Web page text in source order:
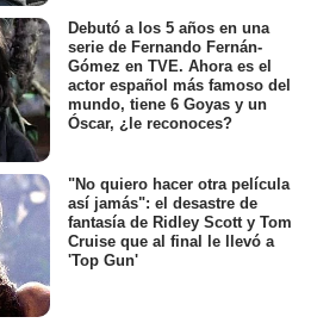
Debutó a los 5 años en una
serie de Fernando Fernán-
Gómez en TVE. Ahora es el
actor español más famoso del
mundo, tiene 6 Goyas y un
Óscar, ¿le reconoces?
"No quiero hacer otra película
así jamás": el desastre de
fantasía de Ridley Scott y Tom
Cruise que al final le llevó a
'Top Gun'